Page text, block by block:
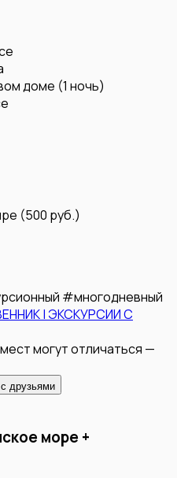
доме (1 ночь)
(500 руб.)
#многодневный
| ЭКСКУРСИИ С
могут отличаться —
друзьями
море +